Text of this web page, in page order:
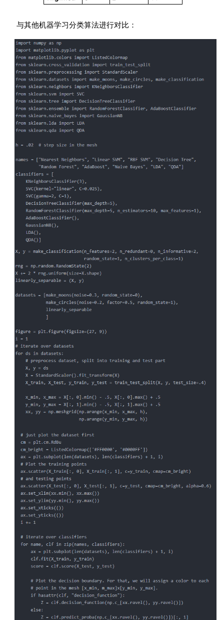
与其他机器学习分类算法进行对比：